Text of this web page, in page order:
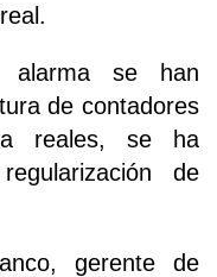
alarma se han
de contadores
reales, se ha
de
gerente de